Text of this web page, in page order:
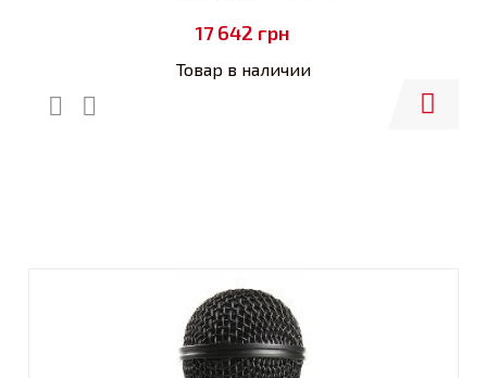
17 642 грн
Товар в наличии